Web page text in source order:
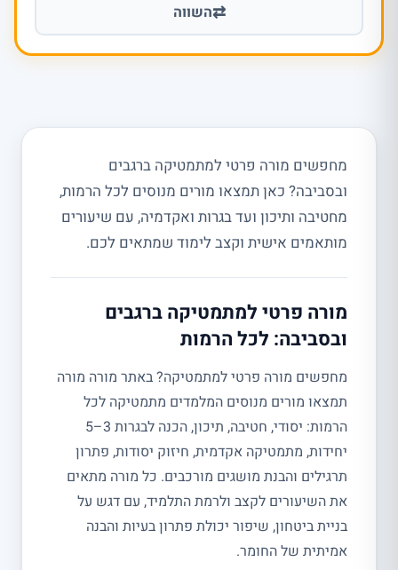
⇄השווה
מחפשים מורה פרטי למתמטיקה ברגבים
ובסביבה? כאן תמצאו מורים מנוסים לכל הרמות,
מחטיבה ותיכון ועד בגרות ואקדמיה, עם שיעורים
מותאמים אישית וקצב לימוד שמתאים לכם.
מורה פרטי למתמטיקה ברגבים
ובסביבה: לכל הרמות
מחפשים מורה פרטי למתמטיקה? באתר מורה מורה
תמצאו מורים מנוסים המלמדים מתמטיקה לכל
הרמות: יסודי, חטיבה, תיכון, הכנה לבגרות 3–5
יחידות, מתמטיקה אקדמית, חיזוק יסודות, פתרון
תרגילים והבנת מושגים מורכבים. כל מורה מתאים
את השיעורים לקצב ולרמת התלמיד, עם דגש על
בניית ביטחון, שיפור יכולת פתרון בעיות והבנה
אמיתית של החומר.